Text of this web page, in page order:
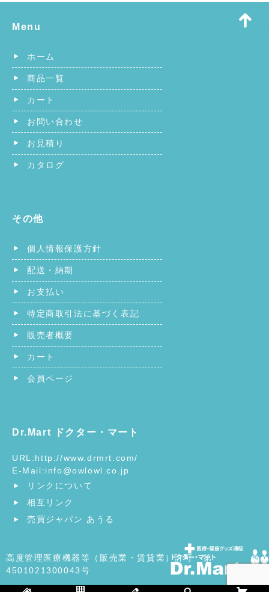
Menu
ホーム
商品一覧
カート
お問い合わせ
お見積り
カタログ
その他
個人情報保護方針
配送・納期
お支払い
特定商取引法に基づく表記
販売者概要
カート
会員ページ
Dr.Mart ドクター・マート
URL:http://www.drmrt.com/
E-Mail:info@owlowl.co.jp
リンクについて
相互リンク
売買ジャパン あうる
高度管理医療機器等（販売業・賃貸業）許可 第
4501021300043号
ヘルスケア・医療用品の総合ショッピングモール | ドクタ